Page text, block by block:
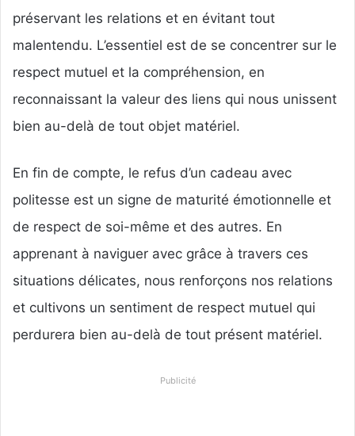
préservant les relations et en évitant tout
malentendu. L’essentiel est de se concentrer sur le
respect mutuel et la compréhension, en
reconnaissant la valeur des liens qui nous unissent
bien au-delà de tout objet matériel.
En fin de compte, le refus d’un cadeau avec
politesse est un signe de maturité émotionnelle et
de respect de soi-même et des autres. En
apprenant à naviguer avec grâce à travers ces
situations délicates, nous renforçons nos relations
et cultivons un sentiment de respect mutuel qui
perdurera bien au-delà de tout présent matériel.
Publicité